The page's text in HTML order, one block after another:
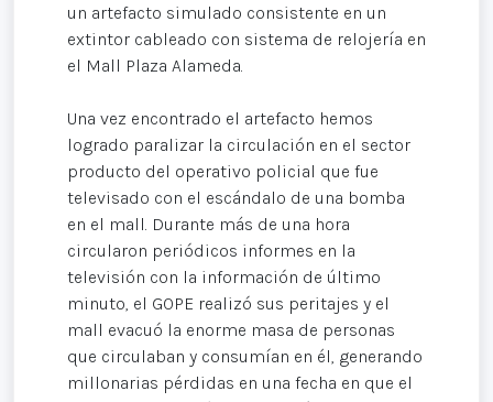
un artefacto simulado consistente en un
extintor cableado con sistema de relojería en
el Mall Plaza Alameda.
Una vez encontrado el artefacto hemos
logrado paralizar la circulación en el sector
producto del operativo policial que fue
televisado con el escándalo de una bomba
en el mall. Durante más de una hora
circularon periódicos informes en la
televisión con la información de último
minuto, el GOPE realizó sus peritajes y el
mall evacuó la enorme masa de personas
que circulaban y consumían en él, generando
millonarias pérdidas en una fecha en que el